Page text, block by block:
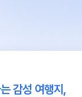
감성 여행지,